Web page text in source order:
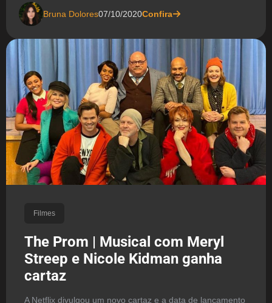
Bruna Dolores07/10/2020Confira
Filmes
The Prom | Musical com Meryl
Streep e Nicole Kidman ganha
cartaz
A Netflix divulgou um novo cartaz e a data de lançamento